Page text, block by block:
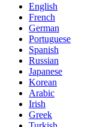
English
French
German
Portuguese
Spanish
Russian
Japanese
Korean
Arabic
Irish
Greek